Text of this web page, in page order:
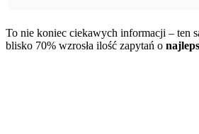
To nie koniec ciekawych informacji – ten
blisko 70% wzrosła ilość zapytań o